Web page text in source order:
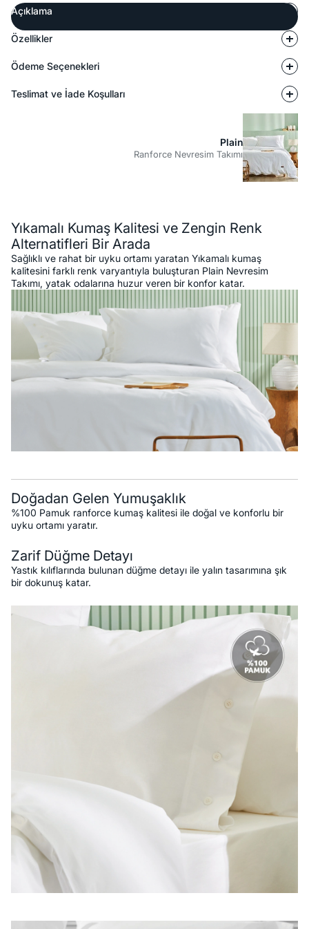
Açıklama
Özellikler
Ödeme Seçenekleri
Teslimat ve İade Koşulları
Plain
Ranforce Nevresim Takımı
Yıkamalı Kumaş Kalitesi ve Zengin Renk
Alternatifleri Bir Arada
Sağlıklı ve rahat bir uyku ortamı yaratan Yıkamalı kumaş
kalitesini farklı renk varyantıyla buluşturan Plain Nevresim
Takımı, yatak odalarına huzur veren bir konfor katar.
Doğadan Gelen Yumuşaklık
%100 Pamuk ranforce kumaş kalitesi ile doğal ve konforlu bir
uyku ortamı yaratır.
Zarif Düğme Detayı
Yastık kılıflarında bulunan düğme detayı ile yalın tasarımına şık
bir dokunuş katar.